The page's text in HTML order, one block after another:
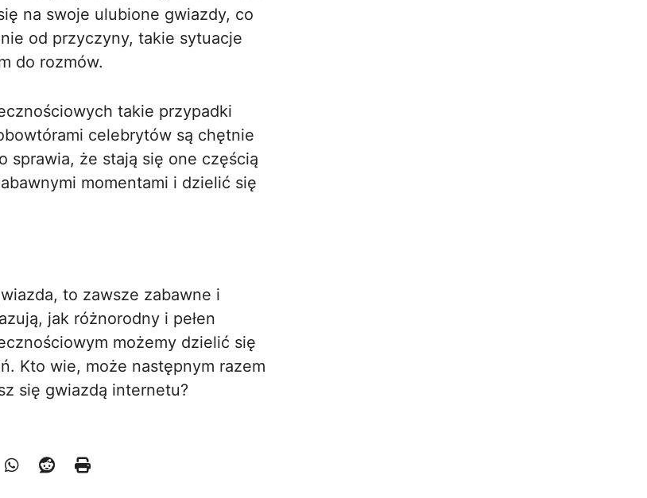
na swoje ulubione gwiazdy, co
od przyczyny, takie sytuacje
do rozmów.
takie przypadki
celebrytów są chętnie
sprawia, że stają się one częścią
momentami i dzielić się
to zawsze zabawne i
jak różnorodny i pełen
możemy dzielić się
Kto wie, może następnym razem
się gwiazdą internetu?